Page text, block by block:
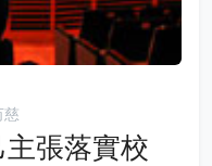
慈
張落實校